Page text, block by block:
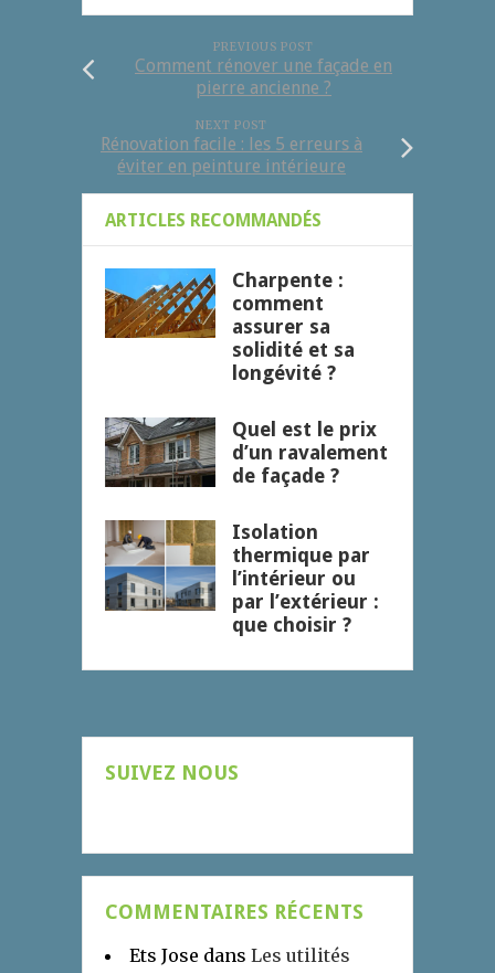
PREVIOUS POST
Comment rénover une façade en
pierre ancienne ?
NEXT POST
Rénovation facile : les 5 erreurs à
éviter en peinture intérieure
ARTICLES RECOMMANDÉS
Charpente :
comment
assurer sa
solidité et sa
longévité ?
Quel est le prix
d’un ravalement
de façade ?
Isolation
thermique par
l’intérieur ou
par l’extérieur :
que choisir ?
SUIVEZ NOUS
COMMENTAIRES RÉCENTS
Ets Jose dans Les utilités